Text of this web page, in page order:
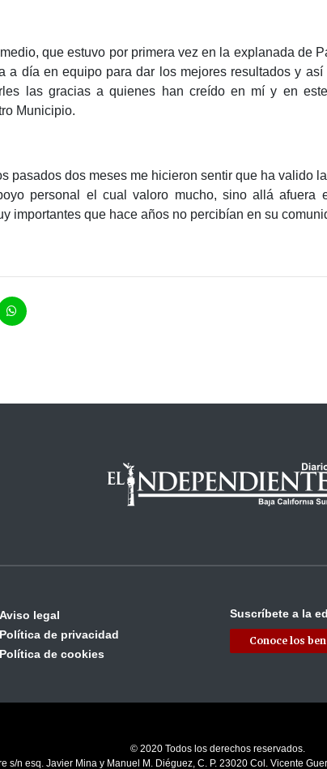
que estuvo por primera vez en la explanada de
a día en equipo para dar los mejores resultados y así
las gracias a quienes han creído en mí y en
Municipio.
pasados dos meses me hicieron sentir que ha valido
personal el cual valoro mucho, sino allá afuera
importantes que hace años no percibían en su
Aviso legal
Política de privacidad
Política de cookies
Suscríbete a la
Conoce los
© 2020 Todos los derechos reservados.
s/n esq. Javier Mina y Manuel M. Diéguez, C. P. 23020 Col. Vicente